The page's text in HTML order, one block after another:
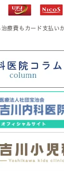
療費もカード支払い